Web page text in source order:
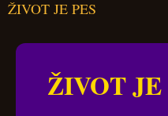
ŽIVOT JE PES
ŽIVOT JE